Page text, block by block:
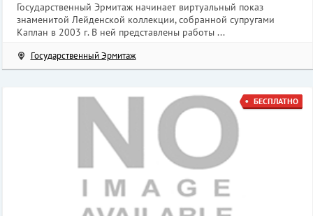
Государственный Эрмитаж начинает виртуальный показ
знаменитой Лейденской коллекции, собранной супругами
Каплан в 2003 г. В ней представлены работы ...
Государственный Эрмитаж
БЕСПЛАТНО